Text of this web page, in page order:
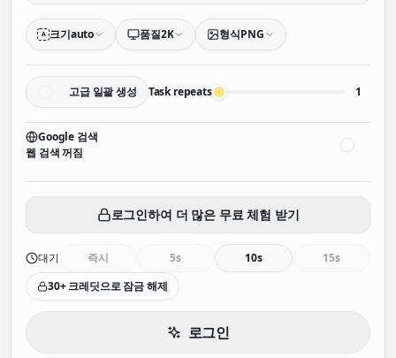
A 크기auto 품질2K 형식PNG
고급 일괄 생성 Task repeats 1
Google 검색
웹 검색 꺼짐
로그인하여 더 많은 무료 체험 받기
대기 즉시 5s 10s
15s
30+ 크레딧으로 잠금 해제
로그인